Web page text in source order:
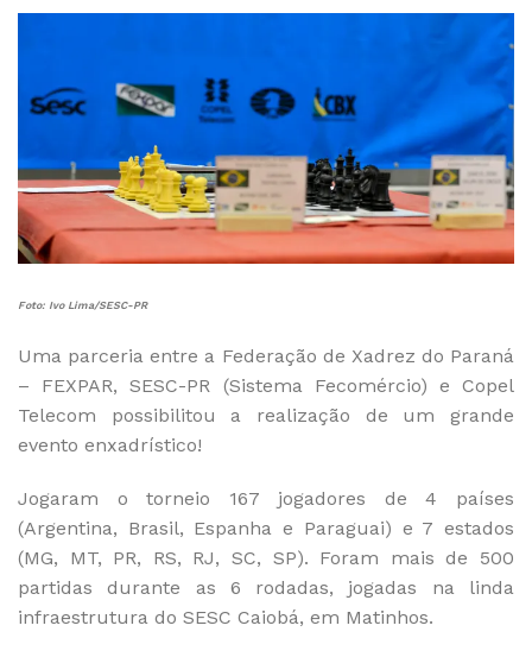
Foto: Ivo Lima/SESC-PR
Uma parceria entre a Federação de Xadrez do Paraná
– FEXPAR, SESC-PR (Sistema Fecomércio) e Copel
Telecom possibilitou a realização de um grande
evento enxadrístico!
Jogaram o torneio 167 jogadores de 4 países
(Argentina, Brasil, Espanha e Paraguai) e 7 estados
(MG, MT, PR, RS, RJ, SC, SP). Foram mais de 500
partidas durante as 6 rodadas, jogadas na linda
infraestrutura do SESC Caiobá, em Matinhos.